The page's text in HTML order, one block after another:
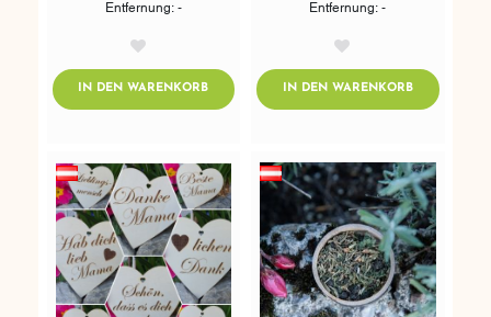
Entfernung: -
IN DEN WARENKORBADDTOCART
Entfernung: -
IN DEN WARENKORBADDTOCART